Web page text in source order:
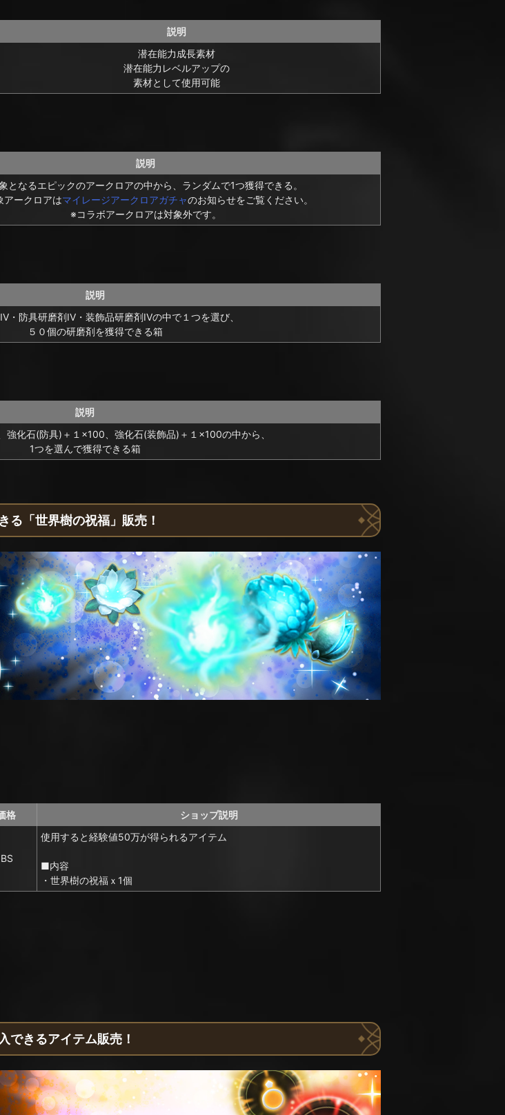
説明
潜在能力成長素材
潜在能力レベルアップの
素材として使用可能
説明
となるエピックのアークロアの中から、ランダムで1つ獲得できる。
アークロアはマイレージアークロアガチャのお知らせをご覧ください。
※コラボアークロアは対象外です。
説明
・防具研磨剤IV・装飾品研磨剤IVの中で１つを選び、
５０個の研磨剤を獲得できる箱
説明
強化石(防具)＋１×100、強化石(装飾品)＋１×100の中から、
1つを選んで獲得できる箱
る「世界樹の祝福」販売！
格 ショップ説明
使用すると経験値50万が得られるアイテム
■内容
・世界樹の祝福ｘ1個
できるアイテム販売！